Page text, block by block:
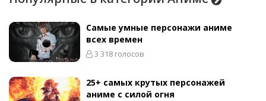
Самые умные персонажи аниме
всех времен
3 318 голосов
25+ самых крутых персонажей
аниме с силой огня